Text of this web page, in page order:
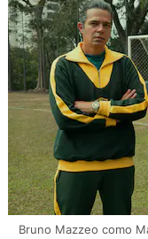
Bruno Mazzeo como